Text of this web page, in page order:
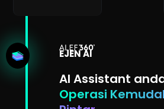
EJEN AI
AI Assistant
Operasi